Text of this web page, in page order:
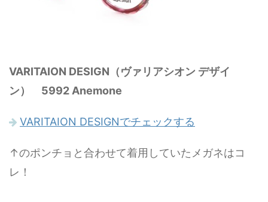
VARITAION DESIGN（ヴァリアシオン デザイ
ン） 5992 Anemone
VARITAION DESIGNでチェックする
↑のポンチョと合わせて着用していたメガネはコ
レ！